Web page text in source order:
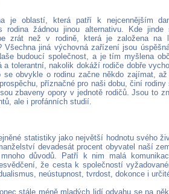
je oblastí, která patří k nejcennějším
rodina žádnou jinou alternativu. Kde
zrát než v rodině, která je založena na
Všechna jiná výchovná zařízení jsou
budoucí společnost, a je tím myšlena
a tolerantní, nakolik dokáží rodiče dobře
obvykle o rodinu začne někdo zajímat,
příznačné pro naši dobu, činí
zbaveny opory v jednotě rodičů. Jsou to
ale i profánních studií.
statistiky jako největší hodnotu svého
devadesát procent obyvatel naší
důvodů. Patří k nim malá
že cesta k společností
neústupnost, tvrdost, dokonce i
stále méně mladých lidí odvahu se na